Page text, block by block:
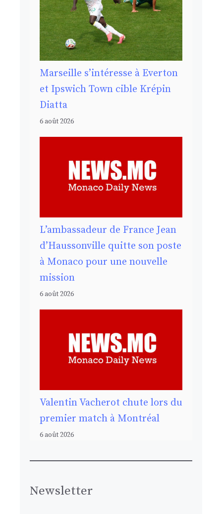
Marseille s’intéresse à Everton
et Ipswich Town cible Krépin
Diatta
6 août 2026
L’ambassadeur de France Jean
d’Haussonville quitte son poste
à Monaco pour une nouvelle
mission
6 août 2026
Valentin Vacherot chute lors du
premier match à Montréal
6 août 2026
Newsletter